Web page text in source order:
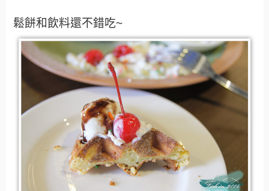
鬆餅和飲料還不錯吃~